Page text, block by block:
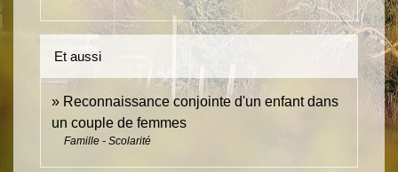
Et aussi
Reconnaissance conjointe d'un enfant dans
un couple de femmes
Famille - Scolarité